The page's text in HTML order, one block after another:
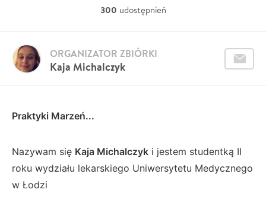
300 udostępnień
Kaja Michalczyk
ORGANIZATOR ZBIÓRKI
Praktyki Marzeń...
Nazywam się Kaja Michalczyk i jestem studentką II
roku wydziału lekarskiego Uniwersytetu Medycznego
w Łodzi